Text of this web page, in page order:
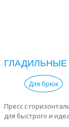
Для брюк
Пресс с
для быстрого и